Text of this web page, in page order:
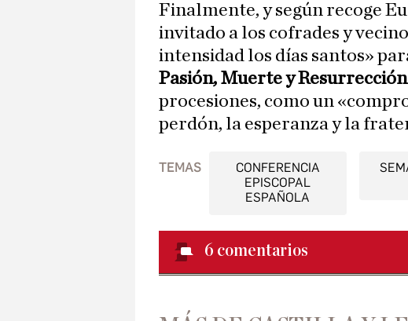
Finalmente, y según recoge
invitado a los cofrades y
intensidad los días santos»
Pasión, Muerte y
procesiones, como un
perdón, la esperanza y la
TEMAS
CONFERENCIA
EPISCOPAL
ESPAÑOLA
6 comentarios